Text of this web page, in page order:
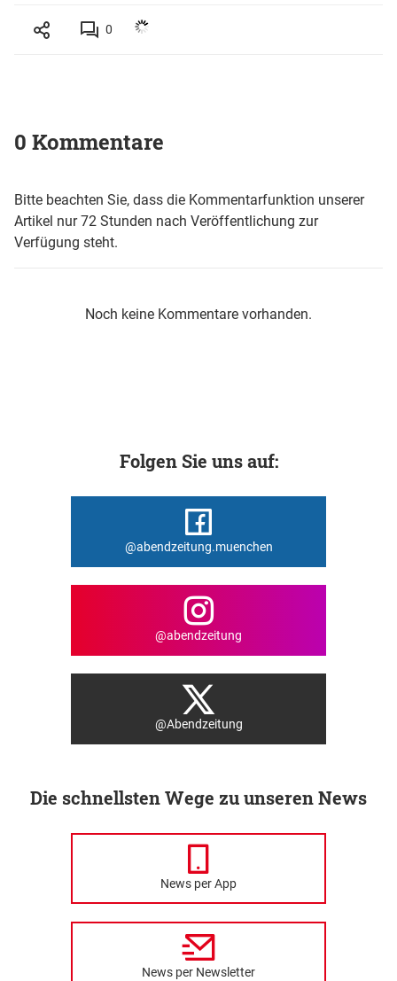
0
0 Kommentare
Bitte beachten Sie, dass die Kommentarfunktion unserer
Artikel nur 72 Stunden nach Veröffentlichung zur
Verfügung steht.
Noch keine Kommentare vorhanden.
Folgen Sie uns auf:
@abendzeitung.muenchen
@abendzeitung
@Abendzeitung
Die schnellsten Wege zu unseren News
News per App
News per Newsletter